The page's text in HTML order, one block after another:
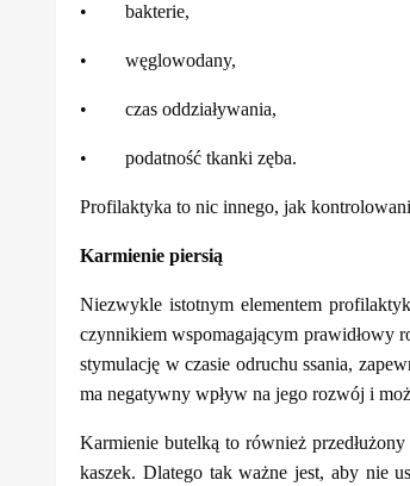
• bakterie,
• węglowodany,
• czas oddziaływania,
• podatność tkanki zęba.
Profilaktyka to nic innego, jak
Karmienie piersią
Niezwykle istotnym elementem
czynnikiem wspomagającym prawidłowy
stymulację w czasie odruchu ssania,
ma negatywny wpływ na jego rozwój i
Karmienie butelką to również
kaszek. Dlatego tak ważne jest, aby nie